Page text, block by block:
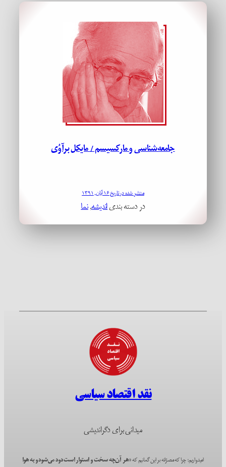
جامعه­‌شناسی و مارکسیسم / مایکل برآوُی
منتشر شده در تاریخ ۱۶ آبان, ۱۳۹۱
در دسته بندیاندیشه, نما
نقد اقتصاد سیاسی
میدانی برای دگراندیشی
امیدواریم؛ چرا که مصرّانه بر این گمانیم که«هر آن‌چه سخت و استوار است دود می‌شود و به هوا